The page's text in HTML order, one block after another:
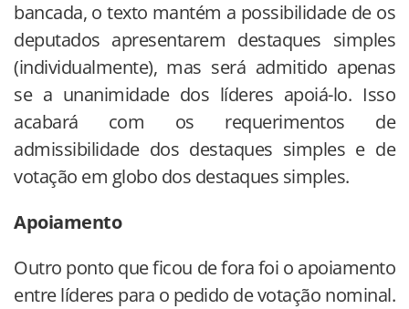
bancada, o texto mantém a possibilidade de os
deputados apresentarem destaques simples
(individualmente), mas será admitido apenas
se a unanimidade dos líderes apoiá-lo. Isso
acabará com os requerimentos de
admissibilidade dos destaques simples e de
votação em globo dos destaques simples.
Apoiamento
Outro ponto que ficou de fora foi o apoiamento
entre líderes para o pedido de votação nominal.